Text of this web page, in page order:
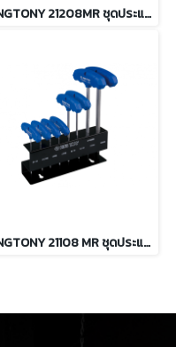
KINGTONY 21208MR ชุดประแจหกเหลี่ยม ด้ามตัว T 8ตัว/ชุด
KINGTONY 21108 MR ชุดประแจหัวบอลหกเหลี่ยม ด้ามตัว T 8ตัว/ชุด